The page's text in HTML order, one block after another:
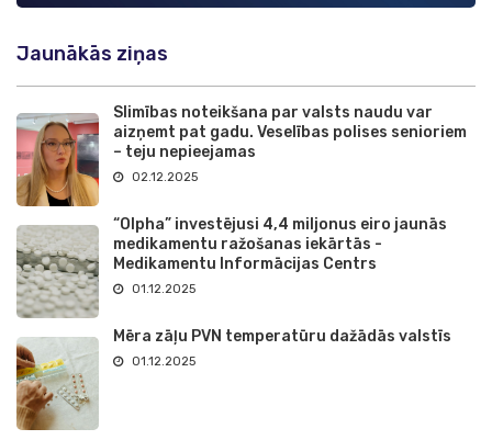
Jaunākās ziņas
Slimības noteikšana par valsts naudu var
aizņemt pat gadu. Veselības polises senioriem
– teju nepieejamas
02.12.2025
“Olpha” investējusi 4,4 miljonus eiro jaunās
medikamentu ražošanas iekārtās -
Medikamentu Informācijas Centrs
01.12.2025
Mēra zāļu PVN temperatūru dažādās valstīs
01.12.2025